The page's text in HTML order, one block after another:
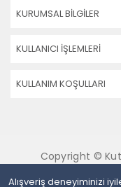
Alışveriş deneyiminizi
KURUMSAL BİLGİLER
KULLANICI İŞLEMLERİ
KULLANIM KOŞULLARI
Copyright ©